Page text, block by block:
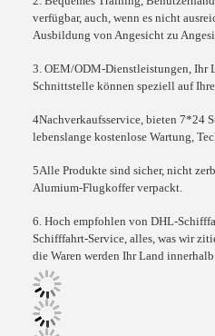
verfügbar, auch, wenn es nicht
Ausbildung von Angesicht zu
3. OEM/ODM-Dienstleistungen, Ihr
Schnittstelle können speziell auf
4Nachverkaufsservice, bieten 7*24
lebenslange kostenlose Wartung,
5Alle Produkte sind sicher, nicht
Alumium-Flugkoffer verpackt.
6. Hoch empfohlen von DHL-
Schifffahrt-Service, alles, was wir
die Waren werden Ihr Land